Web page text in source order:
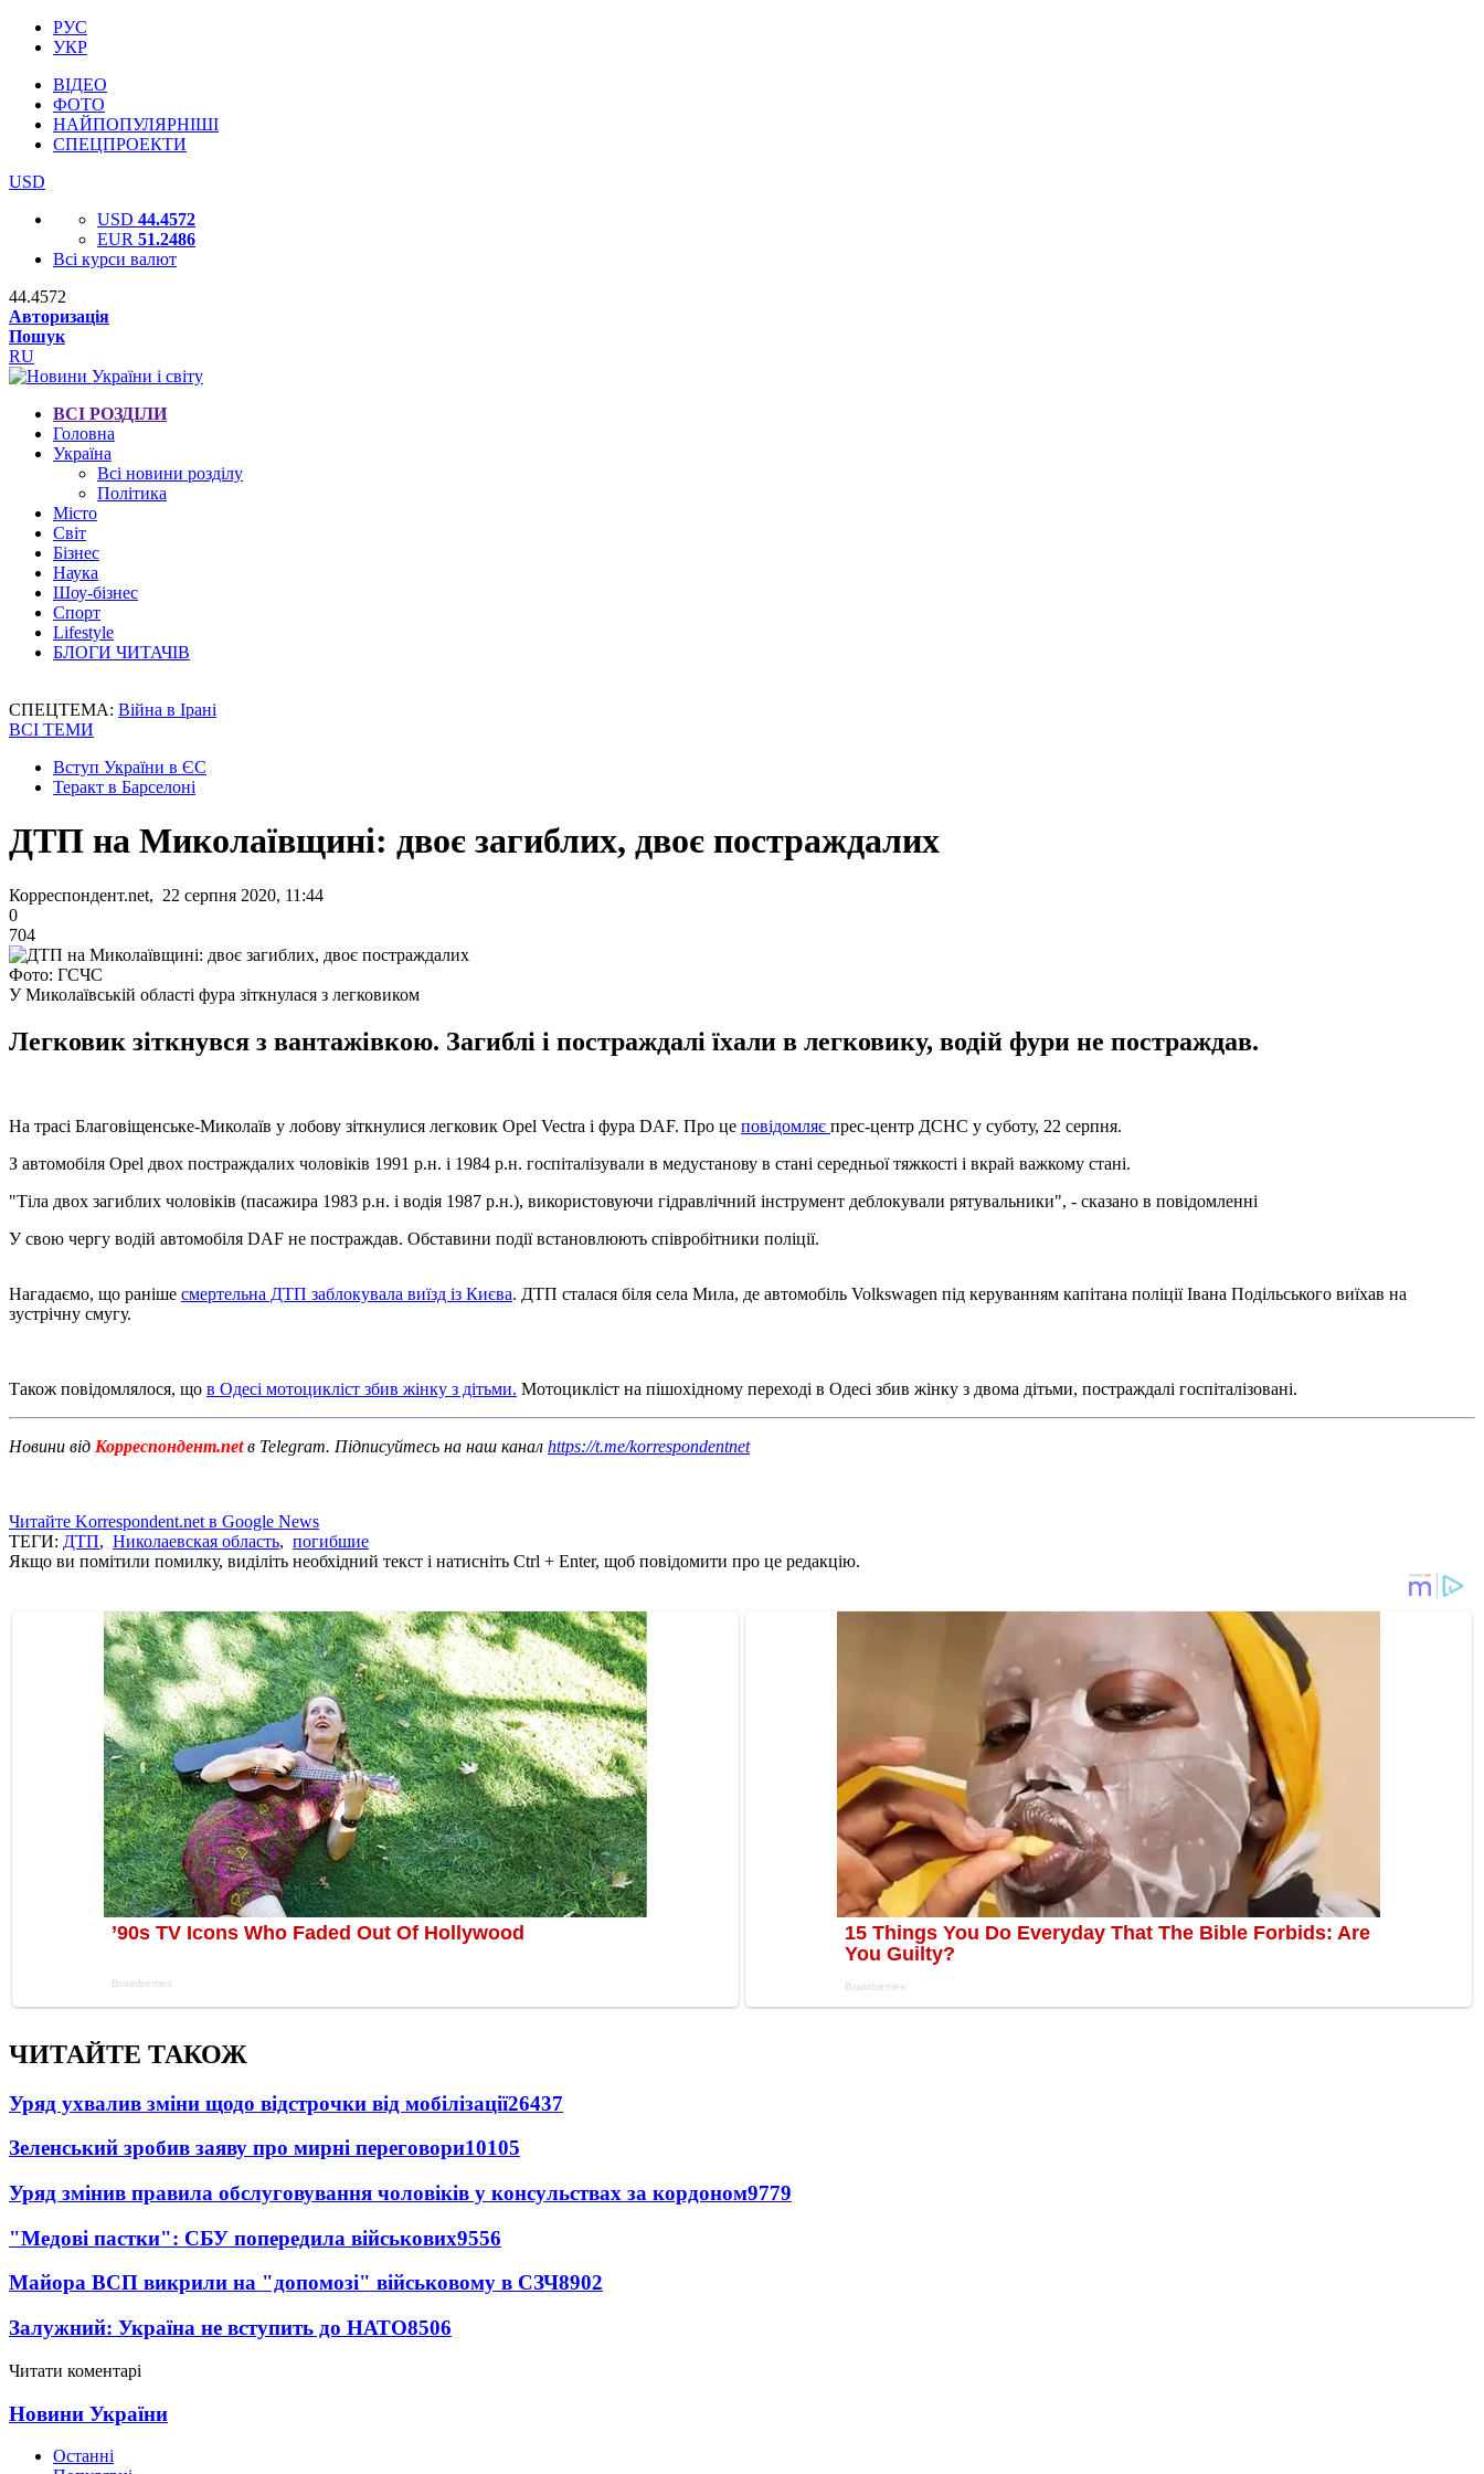
РУС
УКР
ВІДЕО
ФОТО
НАЙПОПУЛЯРНІШІ
СПЕЦПРОЕКТИ
USD
USD 44.4572
EUR 51.2486
Всі курси валют
44.4572
Авторизація
Пошук
RU
ВСІ РОЗДІЛИ
Головна
Україна
Всі новини розділу
Політика
Місто
Світ
Бізнес
Наука
Шоу-бізнес
Спорт
Lifestyle
БЛОГИ ЧИТАЧІВ
СПЕЦТЕМА: Війна в Ірані
ВСІ ТЕМИ
Вступ України в ЄС
Теракт в Барселоні
ДТП на Миколаївщині: двоє загиблих, двоє постраждалих
Корреспондент.net, 22 серпня 2020, 11:44
0
704
Фото: ГСЧС
У Миколаївській області фура зіткнулася з легковиком
Легковик зіткнувся з вантажівкою. Загиблі і постраждалі їхали в легковику, водій фури не постраждав.
На трасі Благовіщенське-Миколаїв у лобову зіткнулися легковик Оpel Vectra і фура DAF. Про це повідомляє прес-центр ДСНС у суботу, 22 серпня.
З автомобіля Opel двох постраждалих чоловіків 1991 р.н. і 1984 р.н. госпіталізували в медустанову в стані середньої тяжкості і вкрай важкому стані.
"Тіла двох загиблих чоловіків (пасажира 1983 р.н. і водія 1987 р.н.), використовуючи гідравлічний інструмент деблокували рятувальники", - сказано в повідомленні
У свою чергу водій автомобіля DAF не постраждав. Обставини події встановлюють співробітники поліції.
Нагадаємо, що раніше смертельна ДТП заблокувала виїзд із Києва. ДТП сталася біля села Мила, де автомобіль Volkswagen під керуванням капітана поліції Івана Подільського виїхав на
зустрічну смугу.
Також повідомлялося, що в Одесі мотоцикліст збив жінку з дітьми. Мотоцикліст на пішохідному переході в Одесі збив жінку з двома дітьми, постраждалі госпіталізовані.
Новини від Корреспондент.netв Telegram. Підписуйтесь на наш канал https://t.me/korrespondentnet
Читайте Korrespondent.net в Google News
ТЕГИ: ДТП, Николаевская область, погибшие
Якщо ви помітили помилку, виділіть необхідний текст і натисніть Ctrl + Enter, щоб повідомити про це редакцію.
ЧИТАЙТЕ ТАКОЖ
Уряд ухвалив зміни щодо відстрочки від мобілізації26437
Зеленський зробив заяву про мирні переговори10105
Уряд змінив правила обслуговування чоловіків у консульствах за кордоном9779
"Медові пастки": СБУ попередила військових9556
Майора ВСП викрили на "допомозі" військовому в СЗЧ8902
Залужний: Україна не вступить до НАТО8506
Читати коментарі
Новини України
Останні